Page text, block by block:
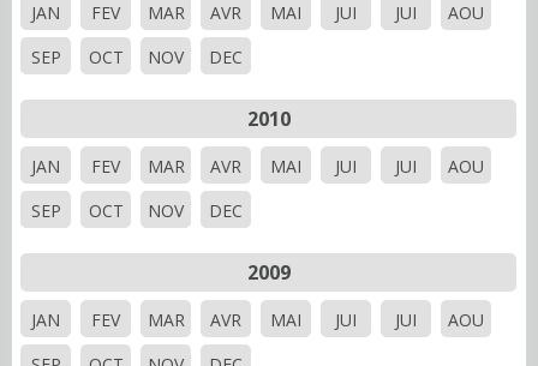
JAN FEV MAR AVR MAI JUI JUI
AOU
SEP
OCT NOV DEC
2010
JAN FEV MAR AVR MAI JUI JUI
AOU
SEP
OCT NOV DEC
2009
JAN FEV MAR AVR MAI JUI JUI
AOU